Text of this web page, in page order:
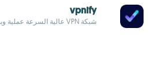
vpnify
شبكة VPN عالية السرعة عملية وبديهية